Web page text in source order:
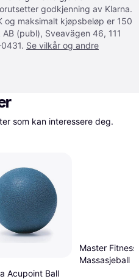
godkjenning av Klarna.
og maksimalt kjøpsbeløp er 150
(publ), Sveavägen 46, 111
Se vilkår og andre
Acupoint Ball
Master
Massasjeball